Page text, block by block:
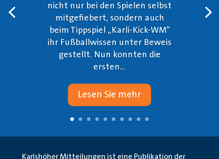
nicht nur bei den Spielen selbst
mitgefiebert, sondern auch
beim Tippspiel „Karli-Kick-WM“
ihr Fußballwissen unter Beweis
gestellt. Nun konnten die
ersten...
Lesen Sie mehr
Karlshöher Mitteilungen ist eine Publikation der